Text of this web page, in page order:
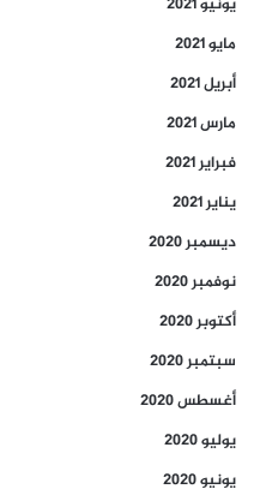
مايو 2021
أبريل 2021
مارس 2021
فبراير 2021
يناير 2021
ديسمبر 2020
نوفمبر 2020
أكتوبر 2020
سبتمبر 2020
أغسطس 2020
يوليو 2020
يونيو 2020